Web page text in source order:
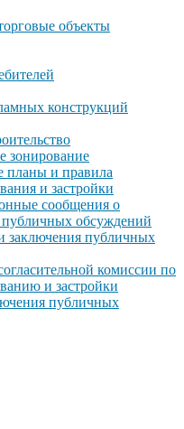
объекты
конструкций
зонирование
планы и правила
и застройки
сообщения о
обсуждений
заключения публичных
комиссии по
и застройки
публичных